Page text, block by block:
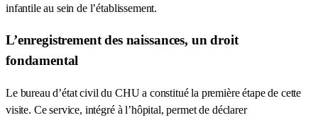
infantile au sein de l’établissement.
L’enregistrement des naissances, un droit
fondamental
Le bureau d’état civil du CHU a constitué la première étape de cette
visite. Ce service, intégré à l’hôpital, permet de déclarer